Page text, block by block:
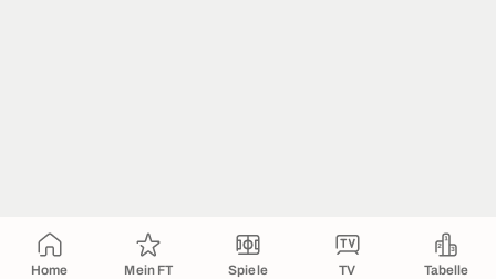
Home Mein FT Spiele TV Tabelle